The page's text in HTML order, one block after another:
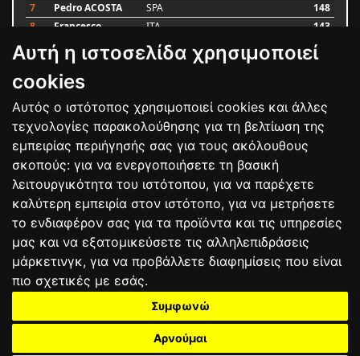
Αυτή η ιστοσελίδα χρησιμοποιεί
cookies
Αυτός ο ιστότοπος χρησιμοποιεί cookies και άλλες
τεχνολογίες παρακολούθησης για τη βελτίωση της
εμπειρίας περιήγησής σας για τους ακόλουθους
σκοπούς: για να ενεργοποιήσετε τη βασική
λειτουργικότητα του ιστότοπου, για να παρέχετε
καλύτερη εμπειρία στον ιστότοπο, για να μετρήσετε
το ενδιαφέρον σας για τα προϊόντα και τις υπηρεσίες
μας και να εξατομικεύσετε τις αλληλεπιδράσεις
μάρκετινγκ, για να προβάλλετε διαφημίσεις που είναι
πιο σχετικές με εσάς.
Συμφωνώ
Αρνούμαι
7
Pedro ACOSTA SPA
148
8
Francesco ITA 143
9 Alex MARQUEZ SPA
Luca MARINI
Bαθμολογία
ΟΡΟΙ ΧΡΗΣΗΣΠΟΛΙΤΙΚΗ ΠΡΟΣΤΑΣΙΑΣ
ΑΓΩΝΕΣΑΠΟΤΕΛΕΣΜΑΤΑΑΓΟΡΑ